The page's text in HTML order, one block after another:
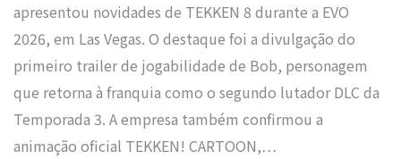
apresentou novidades de TEKKEN 8 durante a EVO
2026, em Las Vegas. O destaque foi a divulgação do
primeiro trailer de jogabilidade de Bob, personagem
que retorna à franquia como o segundo lutador DLC da
Temporada 3. A empresa também confirmou a
animação oficial TEKKEN! CARTOON,…